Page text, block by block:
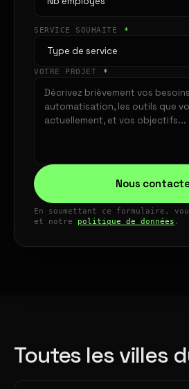
SERVICE SOUHAITÉ *
VOTRE PROJET *
Nous
En soumettant ce formulaire,
et notre politique de données .
Toutes les villes